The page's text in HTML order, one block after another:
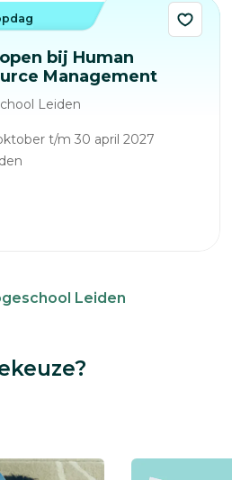
bij Human
Management
Leiden
t/m 30 april 2027
Leiden